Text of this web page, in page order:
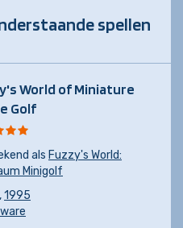
spellen
World of Miniature
Golf
als Fuzzy's World:
Minigolf
,1995